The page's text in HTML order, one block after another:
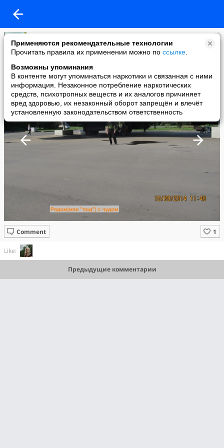
Применяются рекомендательные технологии
Прочитать правила их применении можно по ссылке
Возможны упоминания
В контенте могут упоминаться наркотики и связанная с ними
информация. Незаконное потребление наркотических
средств, психотропных веществ и их аналогов причиняет
вред здоровью, их незаконный оборот запрещён и влечёт
установленную законодательством ответственность
vasam
added a photo
14 Sep в 19:08
Comment
Like:
Предыдущие комментарии